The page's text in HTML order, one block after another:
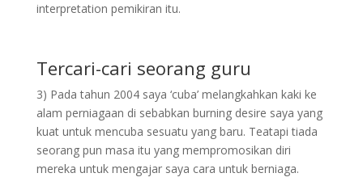
interpretation pemikiran itu.
Tercari-cari seorang guru
3) Pada tahun 2004 saya ‘cuba’ melangkahkan kaki ke
alam perniagaan di sebabkan burning desire saya yang
kuat untuk mencuba sesuatu yang baru. Teatapi tiada
seorang pun masa itu yang mempromosikan diri
mereka untuk mengajar saya cara untuk berniaga.